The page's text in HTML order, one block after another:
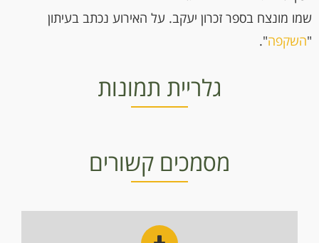
שמו מונצח בספר זכרון יעקב. על האירוע נכתב בעיתון
"השקפה".
גלריית תמונות
מסמכים קשורים